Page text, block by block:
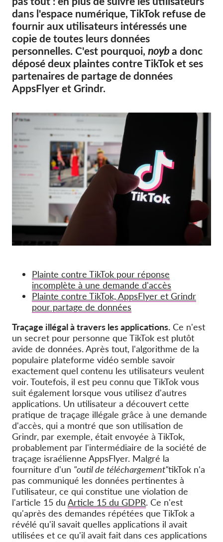
Offres d‘emploi
Recours collectif
OnionShare
Médias
GDPRhub
dans l'espace numérique, TikTok refuse de
fournir aux utilisateurs intéressés une
copie de toutes leurs données
personnelles. C'est pourquoi, noyba donc
déposé deux plaintes contre TikTok et ses
partenaires de partage de données
AppsFlyer et Grindr.
Plainte contre TikTok pour réponse
incomplète à une demande d'accès
Plainte contre TikTok, AppsFlyer et Grindr
pour partage de données
Traçage illégal à travers les applications. Ce n'est
un secret pour personne que TikTok est plutôt
avide de données. Après tout, l'algorithme de la
populaire plateforme vidéo semble savoir
exactement quel contenu les utilisateurs veulent
voir. Toutefois, il est peu connu que TikTok vous
suit également lorsque vous utilisez d'autres
applications. Un utilisateur a découvert cette
pratique de traçage illégale grâce à une demande
d'accès, qui a montré que son utilisation de
Grindr, par exemple, était envoyée à TikTok,
probablement par l'intermédiaire de la société de
traçage israélienne AppsFlyer. Malgré la
fourniture d'un "outil de téléchargement"tikTok n'a
pas communiqué les données pertinentes à
l'utilisateur, ce qui constitue une violation de
l'article 15 du Article 15 du GDPR. Ce n'est
qu'après des demandes répétées que TikTok a
révélé qu'il savait quelles applications il avait
utilisées et ce qu'il avait fait dans ces applications